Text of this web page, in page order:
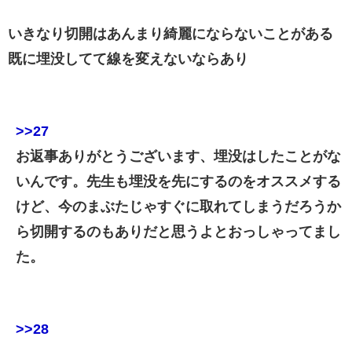
いきなり切開はあんまり綺麗にならないことがある
既に埋没してて線を変えないならあり
>>27
お返事ありがとうございます、埋没はしたことがな
いんです。先生も埋没を先にするのをオススメする
けど、今のまぶたじゃすぐに取れてしまうだろうか
ら切開するのもありだと思うよとおっしゃってまし
た。
>>28